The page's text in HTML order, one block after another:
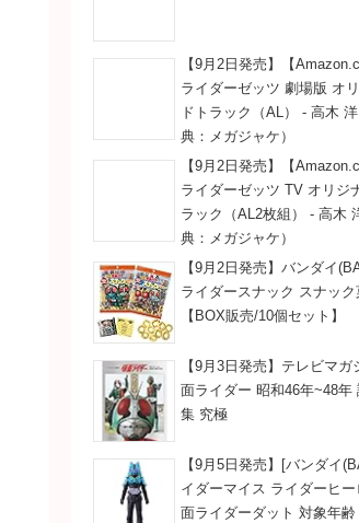
【9月2日発売】【
ライダーゼッツ 劇場版 オ
ドトラック（AL） - 高木
典：メガジャケ）
【9月2日発売】【
ライダーゼッツ TV オリジ
ラック（AL2枚組） - 高木
典：メガジャケ）
【9月2日発売】バンダイ
ライダースナック スナッ
【BOX販売/10個セット】
【9月3日発売】テレビマガ
面ライダー 昭和46年~48年
集 究極
【9月5日発売】[バンダイ
イダーマイス ライダーヒ
面ライダーダット 対象年